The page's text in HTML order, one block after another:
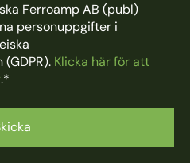
Ferroamp AB (publ)
personuppgifter i
Klicka här för att
.*